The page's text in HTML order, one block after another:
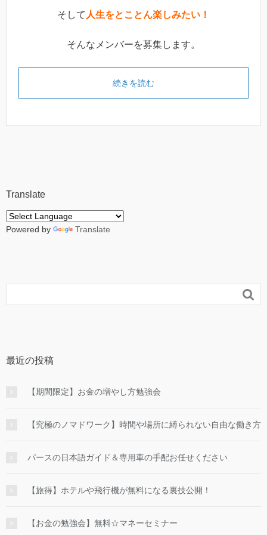
そして 人生をとことん楽しみたい！
そんなメンバーを募集します。
続きを読む
Translate
Powered by Translate

最近の投稿
【期間限定】お金の増やし方勉強会
【究極のノマドワーク】時間や場所に縛られない自由な働き方
パースの日本語ガイド＆専用車の手配お任せください
【旅得】ホテルや飛行機が無料になる裏技公開！
【お金の勉強会】無料☆マネーセミナー